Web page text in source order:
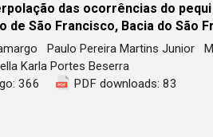
das ocorrências do
de São Francisco, Bacia do São
Paulo Pereira Martins Junior
Karla Portes Beserra
366 PDF downloads: 83